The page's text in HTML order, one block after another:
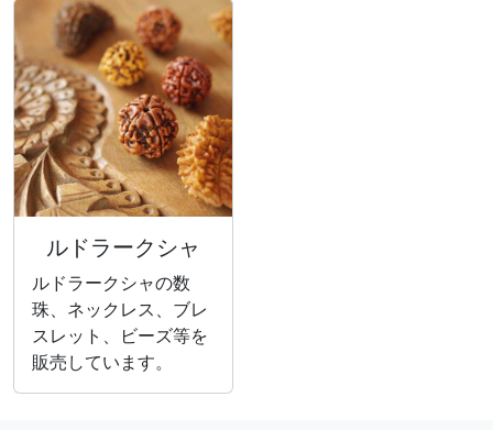
ルドラークシャ
ルドラークシャの数
珠、ネックレス、ブレ
スレット、ビーズ等を
販売しています。